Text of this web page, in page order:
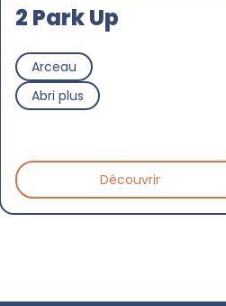
2 Park Up
Arceau
Abri plus
Découvrir